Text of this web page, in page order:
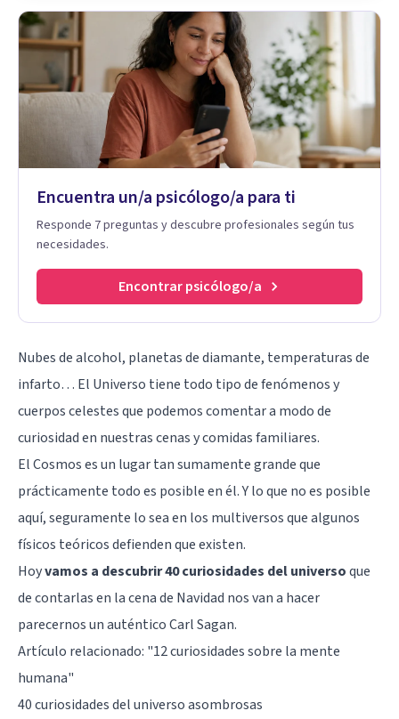
Encuentra un/a psicólogo/a para ti
Responde 7 preguntas y descubre profesionales según tus
necesidades.
Encontrar psicólogo/a
Nubes de alcohol, planetas de diamante, temperaturas de
infarto… El Universo tiene todo tipo de fenómenos y
cuerpos celestes que podemos comentar a modo de
curiosidad en nuestras cenas y comidas familiares.
El Cosmos es un lugar tan sumamente grande que
prácticamente todo es posible en él. Y lo que no es posible
aquí, seguramente lo sea en los multiversos que algunos
físicos teóricos defienden que existen.
Hoyvamos a descubrir 40 curiosidades del universoque
de contarlas en la cena de Navidad nos van a hacer
parecernos un auténtico Carl Sagan.
Artículo relacionado: "12 curiosidades sobre la mente
humana"
40 curiosidades del universo asombrosas